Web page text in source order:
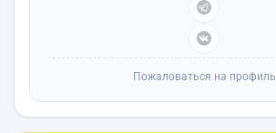
Пожаловаться на профиль